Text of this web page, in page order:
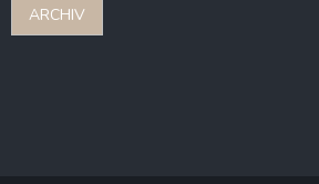
ARCHIV